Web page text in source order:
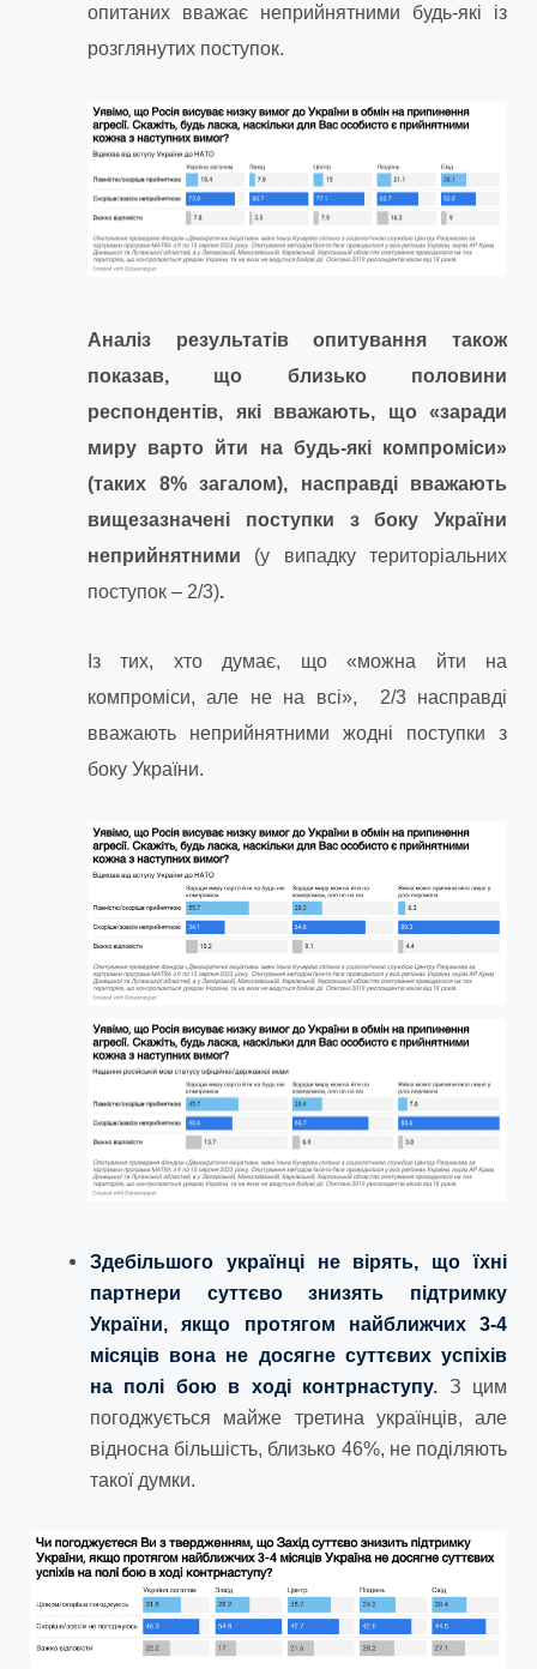
опитаних вважає неприйнятними будь-які із
розглянутих поступок.
Аналіз результатів опитування також
показав, що близько половини
респондентів, які вважають, що «заради
миру варто йти на будь-які компроміси»
(таких 8% загалом), насправді вважають
вищезазначені поступки з боку України
неприйнятними (у випадку територіальних
поступок – 2/3).
Із тих, хто думає, що «можна йти на
компроміси, але не на всі», 2/3 насправді
вважають неприйнятними жодні поступки з
боку України.
Здебільшого українці не вірять, що їхні
партнери суттєво знизять підтримку
України, якщо протягом найближчих 3-4
місяців вона не досягне суттєвих успіхів
на полі бою в ході контрнаступу. З цим
погоджується майже третина українців, але
відносна більшість, близько 46%, не поділяють
такої думки.